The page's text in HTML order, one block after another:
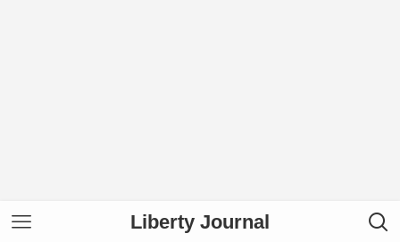
Liberty Journal